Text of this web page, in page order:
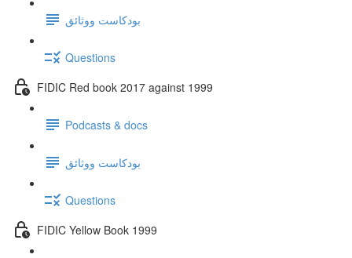
بودكاست ووثائق
Questions
FIDIC Red book 2017 against 1999
Podcasts & docs
بودكاست ووثائق
Questions
FIDIC Yellow Book 1999